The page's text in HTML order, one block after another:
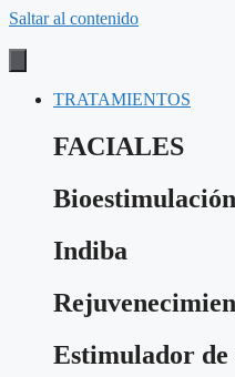
Saltar al contenido
TRATAMIENTOS
FACIALES
Indiba
Estimulador de